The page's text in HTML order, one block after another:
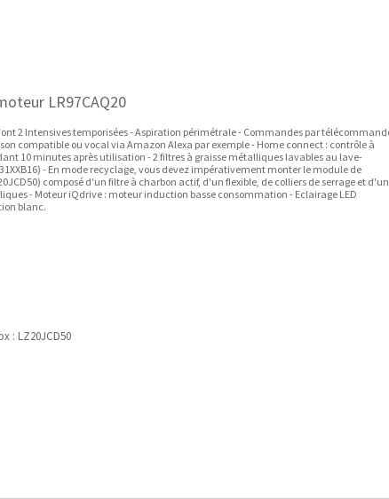
LR97CAQ20
2 Intensives temporisées - Aspiration périmétrale - Commandes par
compatible ou vocal via Amazon Alexa par exemple - Home connect : contrôle à
10 minutes après utilisation - 2 filtres à graisse métalliques lavables au lave-
- En mode recyclage, vous devez impérativement monter le module de
composé d'un filtre à charbon actif, d'un flexible, de colliers de serrage et d'un
- Moteur iQdrive : moteur induction basse consommation - Eclairage LED
blanc.
: LZ20JCD50